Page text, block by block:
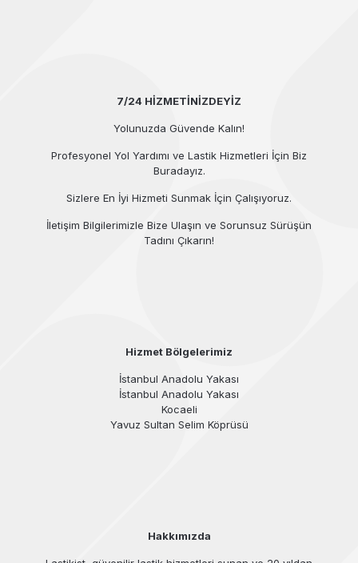
7/24 HİZMETİNİZDEYİZ
Yolunuzda Güvende Kalın!
Profesyonel Yol Yardımı ve Lastik Hizmetleri İçin Biz
Buradayız.
Sizlere En İyi Hizmeti Sunmak İçin Çalışıyoruz.
İletişim Bilgilerimizle Bize Ulaşın ve Sorunsuz Sürüşün
Tadını Çıkarın!
Hizmet Bölgelerimiz
İstanbul Anadolu Yakası
İstanbul Anadolu Yakası
Kocaeli
Yavuz Sultan Selim Köprüsü
Hakkımızda